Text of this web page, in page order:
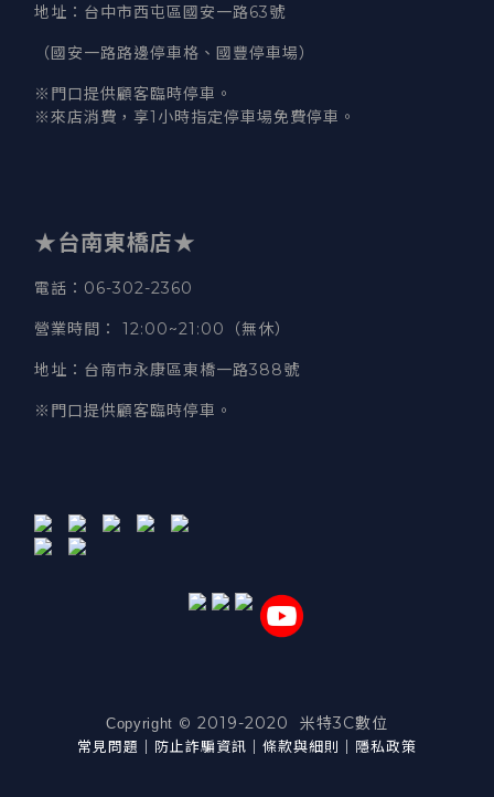
地址 ：台中市西屯區國安一路63號
（國安一路路邊停車格、國豐停車場）
※門口提供顧客臨時停車。
※來店消費，享1小時指定停車場免費停車。
★台南東橋店★
電話 ：06-302-2360
營業時間 ： 12:00~21:00（無休）
地址 ：台南市永康區東橋一路388號
※門口提供顧客臨時停車。
Copyright © 2019-2020 米特3C數位
常見問題 防止詐騙資訊 條款與細則 隱私政策